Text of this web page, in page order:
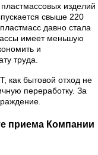
изделий
свыше 220
давно стала
имеет меньшую
и
труда.
бытовой отход не
переработку. За
приема Компании